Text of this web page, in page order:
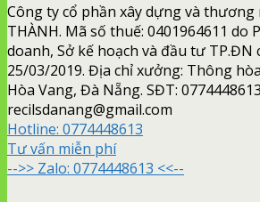
Công ty cổ phần xây dựng và thương
THÀNH. Mã số thuế: 0401964611 do
doanh, Sở kế hoạch và đầu tư TP.ĐN
25/03/2019. Địa chỉ xưởng: Thông
Hòa Vang, Đà Nẵng. SĐT:
recilsdanang@gmail.com
Hotline: 0774448613
Tư vấn miễn phí
-->> Zalo: 0774448613 <<--